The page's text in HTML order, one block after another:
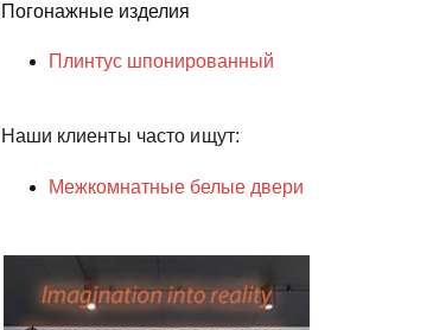
Погонажные изделия
Плинтус шпонированный
Наши клиенты часто ищут:
Межкомнатные белые двери